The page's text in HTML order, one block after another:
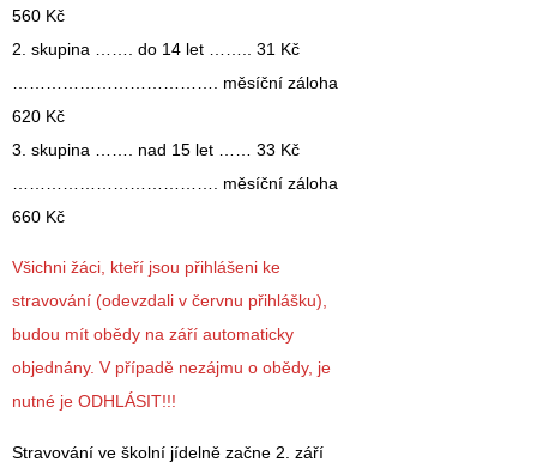
560 Kč
2. skupina ……. do 14 let …….. 31 Kč
………………………………. měsíční záloha
620 Kč
3. skupina ……. nad 15 let …… 33 Kč
………………………………. měsíční záloha
660 Kč
Všichni žáci, kteří jsou přihlášeni ke
stravování (odevzdali v červnu přihlášku),
budou mít obědy na září automaticky
objednány. V případě nezájmu o obědy, je
nutné je ODHLÁSIT!!!
Stravování ve školní jídelně začne 2. září